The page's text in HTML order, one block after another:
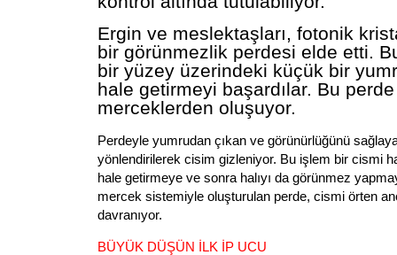
Ergin ve meslektaşları, fotonik
bir görünmezlik perdesi elde etti.
bir yüzey üzerindeki küçük bir
hale getirmeyi başardılar. Bu
merceklerden oluşuyor.
Perdeyle yumrudan çıkan ve görünürlüğünü
yönlendirilerek cisim gizleniyor. Bu işlem bir cismi
hale getirmeye ve sonra halıyı da görünmez
mercek sistemiyle oluşturulan perde, cismi örten
davranıyor.
BÜYÜK DÜŞÜN İLK İP UCU